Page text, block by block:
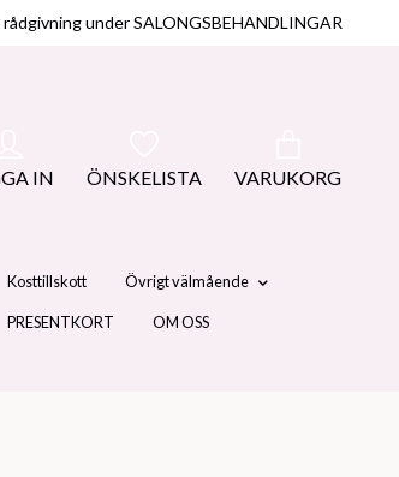
under SALONGSBEHANDLINGAR
IN ÖNSKELISTA VARUKORG
Kosttillskott Övrigt välmående
PRESENTKORT OM OSS